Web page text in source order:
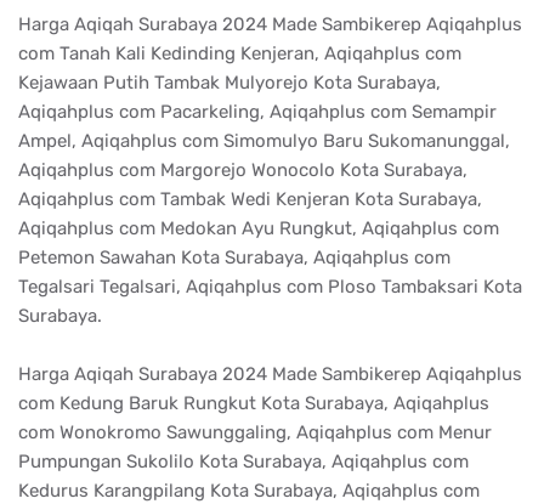
Harga Aqiqah Surabaya 2024 Made Sambikerep Aqiqahplus
com Tanah Kali Kedinding Kenjeran, Aqiqahplus com
Kejawaan Putih Tambak Mulyorejo Kota Surabaya,
Aqiqahplus com Pacarkeling, Aqiqahplus com Semampir
Ampel, Aqiqahplus com Simomulyo Baru Sukomanunggal,
Aqiqahplus com Margorejo Wonocolo Kota Surabaya,
Aqiqahplus com Tambak Wedi Kenjeran Kota Surabaya,
Aqiqahplus com Medokan Ayu Rungkut, Aqiqahplus com
Petemon Sawahan Kota Surabaya, Aqiqahplus com
Tegalsari Tegalsari, Aqiqahplus com Ploso Tambaksari Kota
Surabaya.
Harga Aqiqah Surabaya 2024 Made Sambikerep Aqiqahplus
com Kedung Baruk Rungkut Kota Surabaya, Aqiqahplus
com Wonokromo Sawunggaling, Aqiqahplus com Menur
Pumpungan Sukolilo Kota Surabaya, Aqiqahplus com
Kedurus Karangpilang Kota Surabaya, Aqiqahplus com